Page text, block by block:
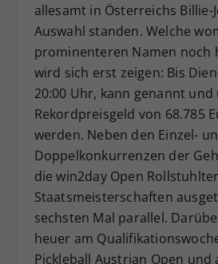
allesamt in Österreichs Billie-
Auswahl standen. Welche
prominenteren Namen noch
wird sich erst zeigen: Bis
20:00 Uhr, kann genannt und
Rekordpreisgeld von 68.785
werden. Neben den Einzel-
Doppelkonkurrenzen der
die win2day Open
Staatsmeisterschaften
sechsten Mal parallel.
heuer am
Pickleball Austrian Open und